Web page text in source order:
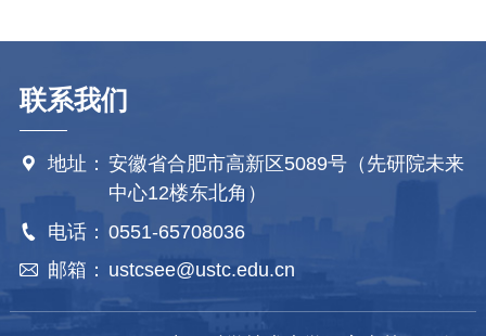
联系我们
 地址： 安徽省合肥市高新区5089号（先研院未来
中心12楼东北角）
 电话： 0551-65708036
 邮箱： ustcsee@ustc.edu.cn